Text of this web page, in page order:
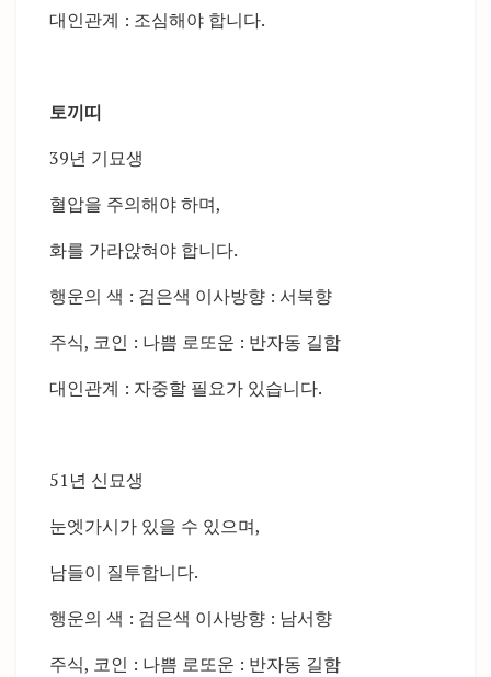
대인관계 : 조심해야 합니다.
토끼띠
39년 기묘생
혈압을 주의해야 하며,
화를 가라앉혀야 합니다.
행운의 색 : 검은색 이사방향 : 서북향
주식, 코인 : 나쁨 로또운 : 반자동 길함
대인관계 : 자중할 필요가 있습니다.
51년 신묘생
눈엣가시가 있을 수 있으며,
남들이 질투합니다.
행운의 색 : 검은색 이사방향 : 남서향
주식, 코인 : 나쁨 로또운 : 반자동 길함